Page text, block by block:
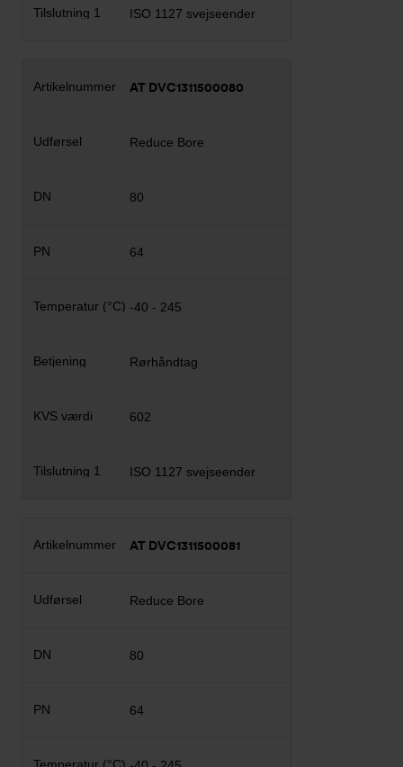
ISO 1127 svejseender
AT DVC1311500080
Reduce Bore
80
64
-40 - 245
Rørhåndtag
602
ISO 1127 svejseender
AT DVC1311500081
Reduce Bore
80
64